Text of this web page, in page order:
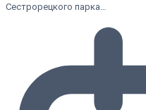
Сестрорецкого парка…